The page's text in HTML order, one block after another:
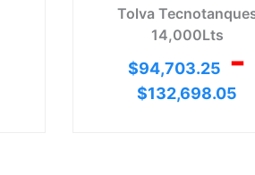
Tolva
14,000Lts
$94,703.25 -
$132,698.05